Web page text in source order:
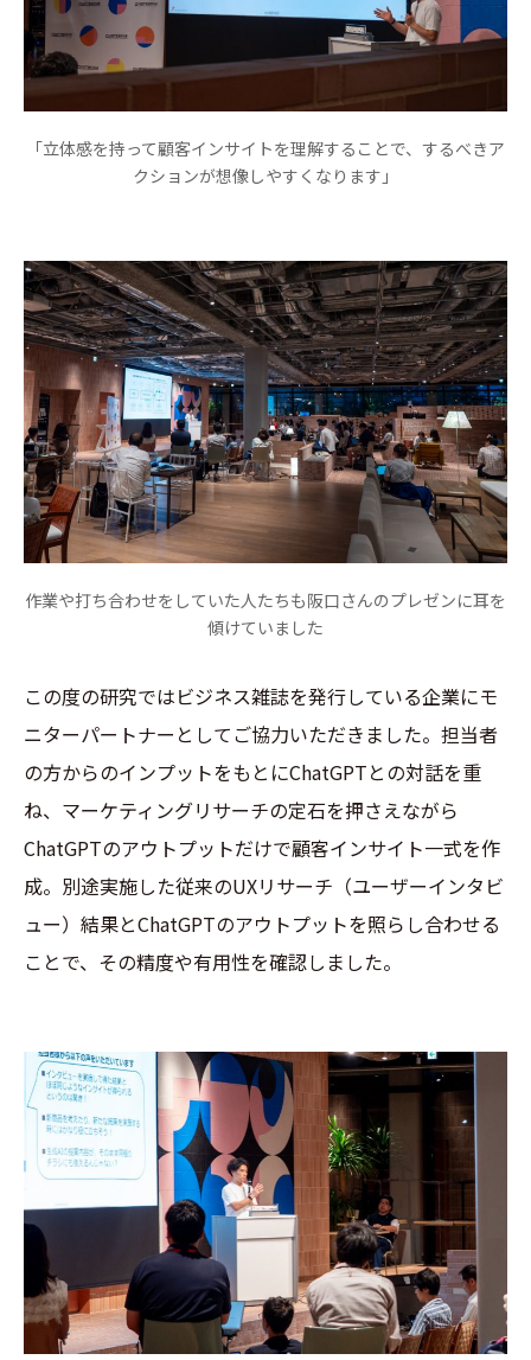
「立体感を持って顧客インサイトを理解することで、するべきア
クションが想像しやすくなります」
作業や打ち合わせをしていた人たちも阪口さんのプレゼンに耳を
傾けていました
この度の研究ではビジネス雑誌を発行している企業にモ
ニターパートナーとしてご協力いただきました。担当者
の方からのインプットをもとにChatGPTとの対話を重
ね、マーケティングリサーチの定石を押さえながら
ChatGPTのアウトプットだけで顧客インサイト一式を作
成。別途実施した従来のUXリサーチ（ユーザーインタビ
ュー）結果とChatGPTのアウトプットを照らし合わせる
ことで、その精度や有用性を確認しました。